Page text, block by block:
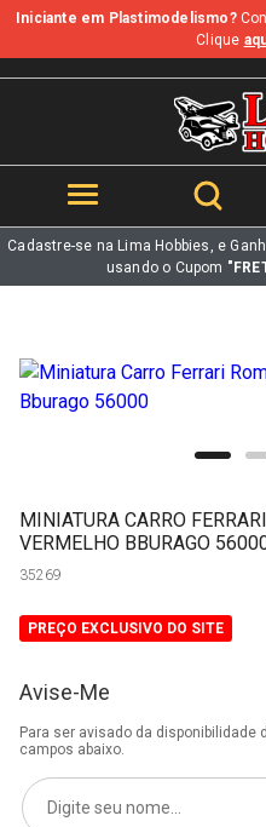
b
Iniciante em Plastimodelismo?
Clique
Cadastre-se na Lima Hobbies, e
usando o Cupom
MINIATURA CARRO
VERMELHO BBURAGO
35269
PREÇO EXCLUSIVO DO SITE
Avise-Me
Para ser avisado da disponibilidade
campos abaixo.